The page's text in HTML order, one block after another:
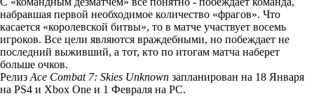
набравшая первой необходимое количество «фрагов». Что
касается «королевской битвы», то в матче участвует восемь
игроков. Все цели являются враждебными, но побеждает не
последний выживший, а тот, кто по итогам матча наберет
больше очков.
Релиз Ace Combat 7: Skies Unknown запланирован на 18 Января
на PS4 и Xbox One и 1 Февраля на PC.